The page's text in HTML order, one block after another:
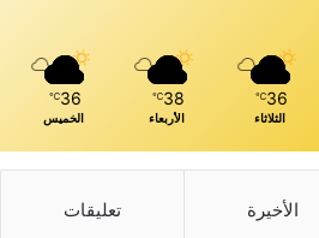
36
℃
الثلاثاء
38
℃
الأربعاء
36
℃
الخميس
الأخيرة تعليقات